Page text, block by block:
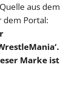
aus dem
Portal:
Marke ist